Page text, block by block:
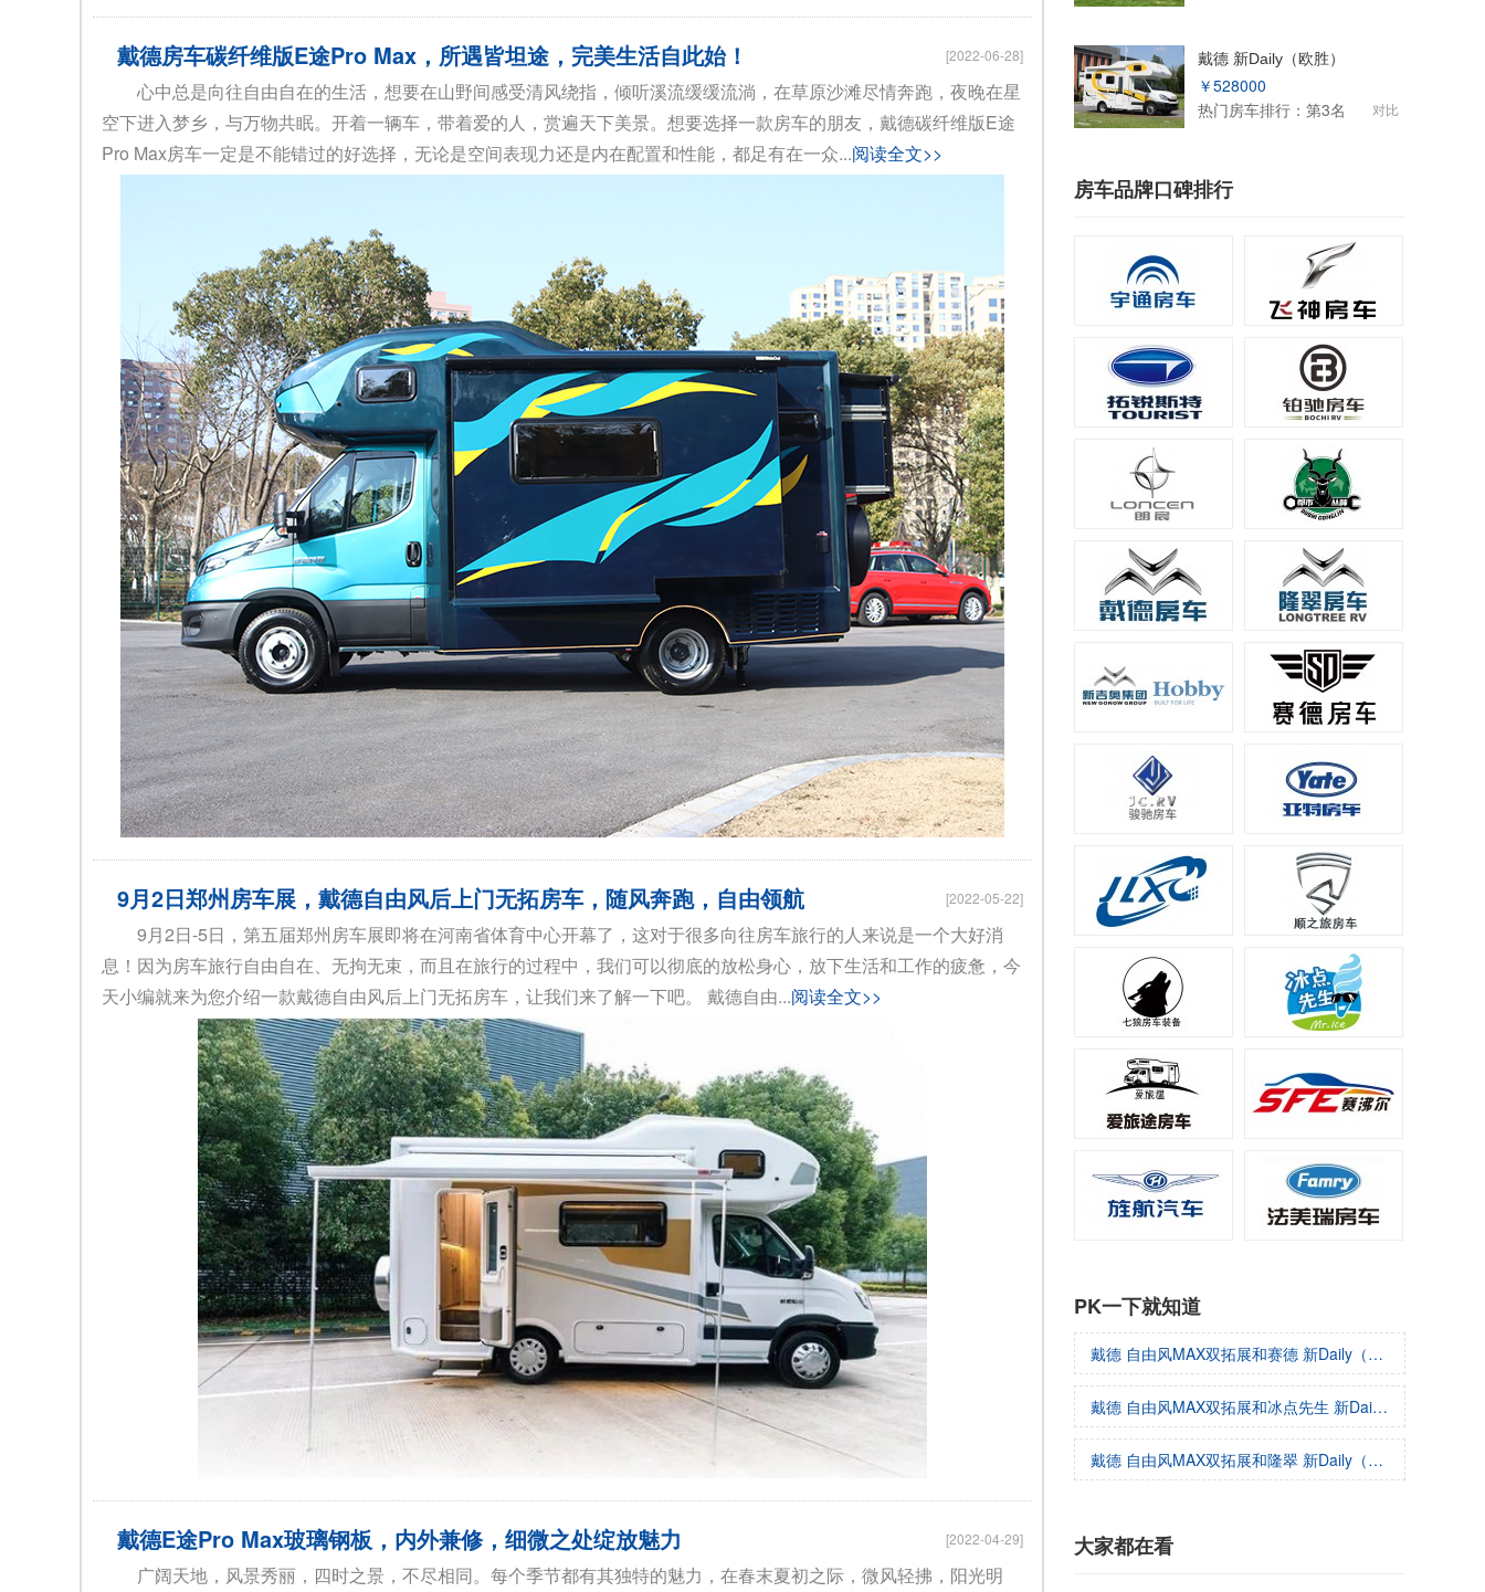
戴德房车碳纤维版E途Pro Max，所遇皆坦途，完美生活自此始！ [2022-06-28]
心中总是向往自由自在的生活，想要在山野间感受清风绕指，倾听溪流缓缓流淌，在草原沙滩尽情奔跑，夜晚在星
空下进入梦乡，与万物共眠。开着一辆车，带着爱的人，赏遍天下美景。想要选择一款房车的朋友，戴德碳纤维版E途
Pro Max房车一定是不能错过的好选择，无论是空间表现力还是内在配置和性能，都足有在一众...阅读全文>>
9月2日郑州房车展，戴德自由风后上门无拓房车，随风奔跑，自由领航 [2022-05-22]
9月2日-5日，第五届郑州房车展即将在河南省体育中心开幕了，这对于很多向往房车旅行的人来说是一个大好消
息！因为房车旅行自由自在、无拘无束，而且在旅行的过程中，我们可以彻底的放松身心，放下生活和工作的疲惫，今
天小编就来为您介绍一款戴德自由风后上门无拓房车，让我们来了解一下吧。 戴德自由...阅读全文>>
戴德E途Pro Max玻璃钢板，内外兼修，细微之处绽放魅力 [2022-04-29]
广阔天地，风景秀丽，四时之景，不尽相同。每个季节都有其独特的魅力，在春末夏初之际，微风轻拂，阳光明
戴德 新Daily（欧胜）
￥528000
热门房车排行：第3名
对比
房车品牌口碑排行
PK一下就知道
戴德 自由风MAX双拓展和赛德 新Daily（欧胜）哪个好
戴德 自由风MAX双拓展和冰点先生 新Daily（欧胜）哪个好
戴德 自由风MAX双拓展和隆翠 新Daily（欧胜）哪个好
大家都在看